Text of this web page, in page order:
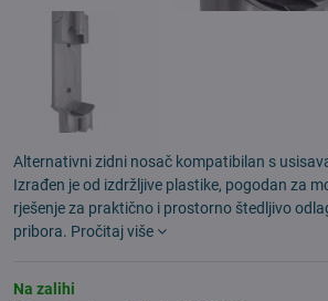
Alternativni zidni nosač kompatibilan s
Izrađen je od izdržljive plastike, pogodan za
rješenje za praktično i prostorno štedljivo
pribora. Pročitaj više
Na zalihi